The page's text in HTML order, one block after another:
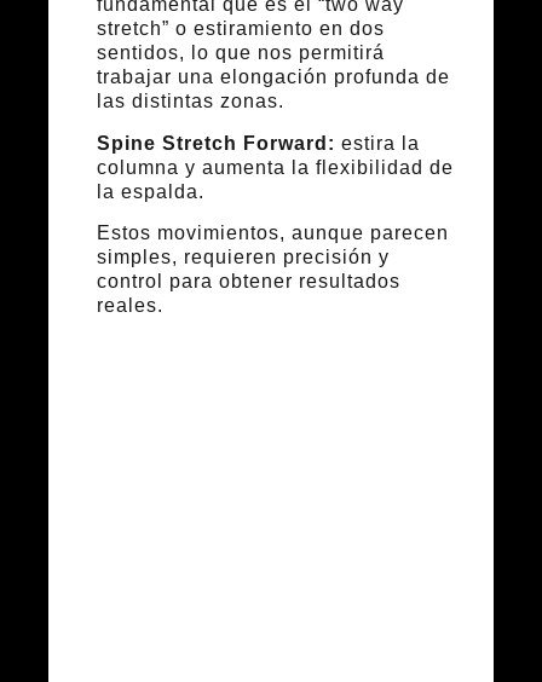
fundamental que es el “two way
stretch” o estiramiento en dos
sentidos, lo que nos permitirá
trabajar una elongación profunda de
las distintas zonas.
Spine Stretch Forward: estira la
columna y aumenta la flexibilidad de
la espalda.
Estos movimientos, aunque parecen
simples, requieren precisión y
control para obtener resultados
reales.